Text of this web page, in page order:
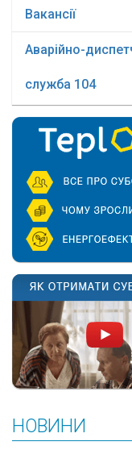
Вакансії
Аварійно-
служба 104
НОВИНИ